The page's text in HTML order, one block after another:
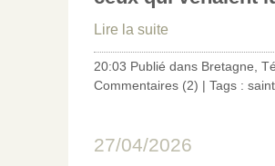
Lire la suite
20:03 Publié dans Bretagne
Commentaires (2) | Tags :
27/04/2026